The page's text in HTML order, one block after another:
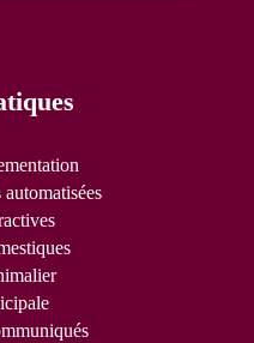
automatisées